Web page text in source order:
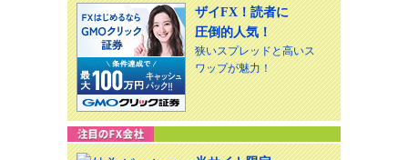
ザイFX！読者に
圧倒的人気！
狭いスプレッドと高いス
ワップが魅力！